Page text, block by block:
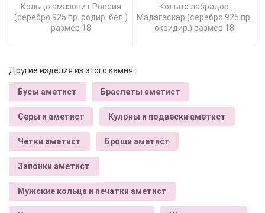
Кольцо амазонит Россия
(серебро 925 пр. родир. бел.)
размер 18
Кольцо лабрадор
Мадагаскар (серебро 925 пр.
оксидир.) размер 18
Другие изделия из этого камня:
Бусы аметист Браслеты аметист
Серьги аметист Кулоны и подвески аметист
Четки аметист Броши аметист
Запонки аметист
Мужские кольца и печатки аметист